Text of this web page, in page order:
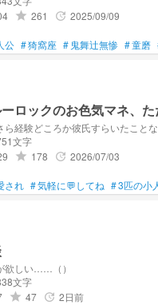
grade 261 update 2025/09/09
公 #猗窩座 # 鬼舞辻無惨 #童磨
ロックのお色気マネ、
ら経験どころか彼氏すらいたこと
文字
grade 178 update 2026/07/03
され #気軽に💬してね #3匹の小
欲しい……（）
文字
grade 47 update 2日前